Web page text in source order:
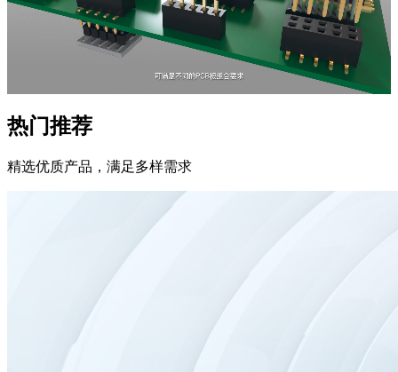
热门推荐
精选优质产品，满足多样需求